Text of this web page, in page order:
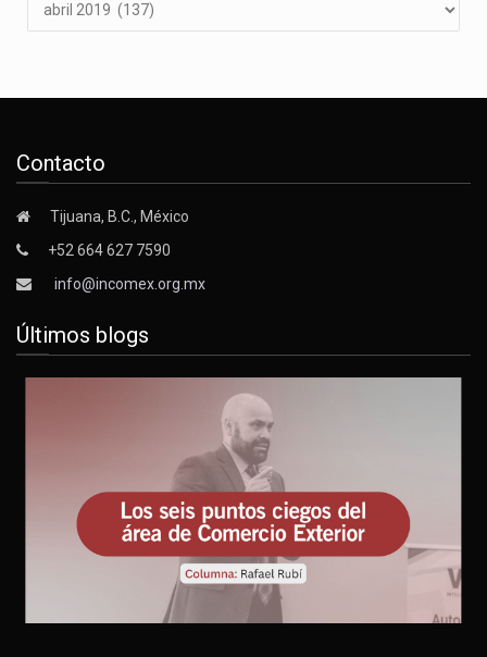
Contacto
Tijuana, B.C., México
+52 664 627 7590
info@incomex.org.mx
Últimos blogs